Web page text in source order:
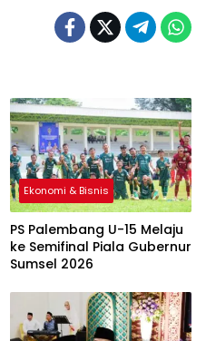
Ekonomi & Bisnis
PS Palembang U-15 Melaju
ke Semifinal Piala Gubernur
Sumsel 2026